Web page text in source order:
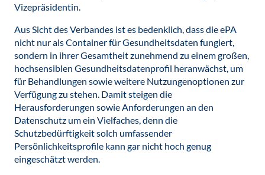
Vizepräsidentin.
Aus Sicht des Verbandes ist es bedenklich, dass die ePA
nicht nur als Container für Gesundheitsdaten fungiert,
sondern in ihrer Gesamtheit zunehmend zu einem großen,
hochsensiblen Gesundheitsdatenprofil heranwächst, um
für Behandlungen sowie weitere Nutzungenoptionen zur
Verfügung zu stehen. Damit steigen die
Herausforderungen sowie Anforderungen an den
Datenschutz um ein Vielfaches, denn die
Schutzbedürftigkeit solch umfassender
Persönlichkeitsprofile kann gar nicht hoch genug
eingeschätzt werden.